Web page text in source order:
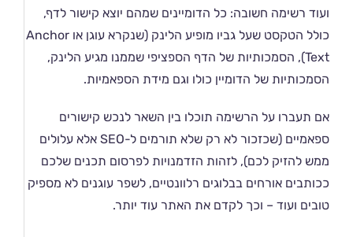
ועוד רשימה חשובה: כל הדומיינים שמהם יוצא קישור לדף,
כולל הטקסט שעל גביו מופיע הלינק (שנקרא עוגן או Anchor
Text), הסמכותיות של הדף הספציפי שממנו מגיע הלינק,
הסמכותיות של הדומיין כולו וגם מידת הספאמיות.
אם תעברו על הרשימה תוכלו בין השאר לנכש קישורים
ספאמיים (שכזכור לא רק שלא תורמים ל-SEO אלא עלולים
ממש להזיק לכם), לזהות הזדמנויות לפרסום תכנים שלכם
ככותבים אורחים בבלוגים רלוונטיים, לשפר עוגנים לא מספיק
טובים ועוד – וכך לקדם את האתר עוד יותר.